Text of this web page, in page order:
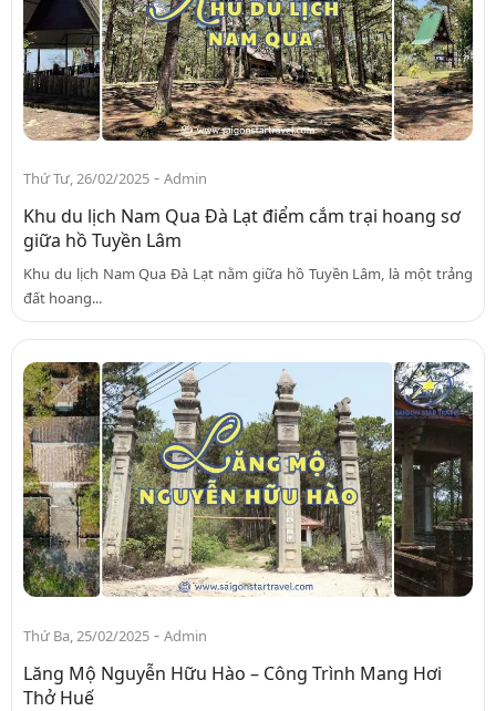
Thứ Tư, 26/02/2025 - Admin
Khu du lịch Nam Qua Đà Lạt điểm cắm trại hoang sơ
giữa hồ Tuyền Lâm
Khu du lịch Nam Qua Đà Lạt nằm giữa hồ Tuyền Lâm, là một trảng
đất hoang...
Thứ Ba, 25/02/2025 - Admin
Lăng Mộ Nguyễn Hữu Hào – Công Trình Mang Hơi
Thở Huế